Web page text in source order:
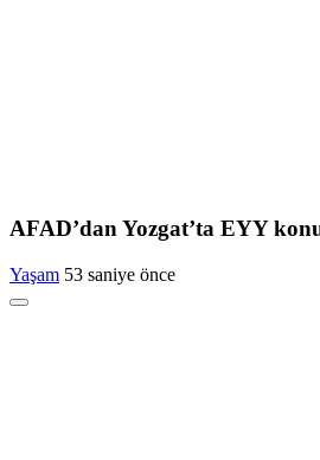
AFAD’dan Yozgat’ta EYY
Yaşam 53 saniye önce